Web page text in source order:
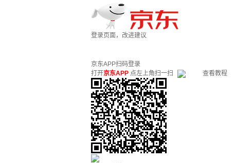
登录页面，改进建议
京东APP扫码登录
打开京东APP 点左上角扫一扫 查看教程